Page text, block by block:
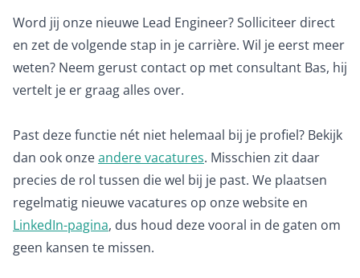
Word jij onze nieuwe Lead Engineer? Solliciteer direct
en zet de volgende stap in je carrière. Wil je eerst meer
weten? Neem gerust contact op met consultant Bas, hij
vertelt je er graag alles over.
Past deze functie nét niet helemaal bij je profiel? Bekijk
dan ook onzeandere vacatures. Misschien zit daar
precies de rol tussen die wel bij je past. We plaatsen
regelmatig nieuwe vacatures op onze website en
LinkedIn-pagina, dus houd deze vooral in de gaten om
geen kansen te missen.